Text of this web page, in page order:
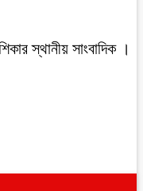
স্থানীয় সাংবাদিক ।